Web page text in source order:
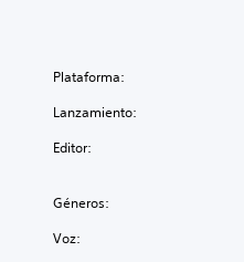
Plataforma:
Lanzamiento:
Editor:
Géneros:
Voz: